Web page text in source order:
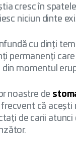
cresc în
niciun dinte
cu dinți
permanenți
momentul
noastre de
frecvent că acești
de carii atunci